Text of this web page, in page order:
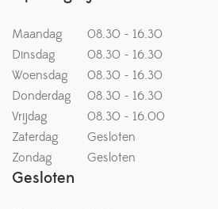
Maandag
08.30 - 16.30
Dinsdag
08.30 - 16.30
Woensdag
08.30 - 16.30
Donderdag
08.30 - 16.30
Vrijdag
08.30 - 16.00
Zaterdag
Gesloten
Zondag
Gesloten
Gesloten